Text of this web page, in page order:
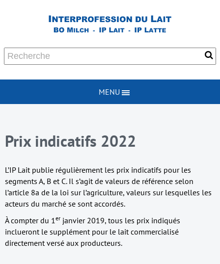
MENU
Prix indicatifs 2022
L’IP Lait publie régulièrement les prix indicatifs pour les
segments A, B et C. Il s’agit de valeurs de référence selon
l’article 8a de la loi sur l’agriculture, valeurs sur lesquelles les
acteurs du marché se sont accordés.
À compter du 1er janvier 2019, tous les prix indiqués
inclueront le supplément pour le lait commercialisé
directement versé aux producteurs.